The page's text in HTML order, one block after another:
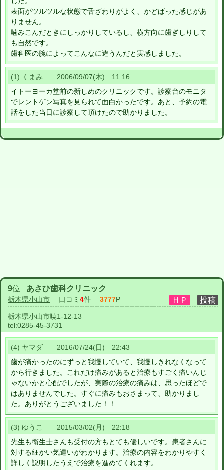
表面がツルツルな状態で舌ざわりがよく、かどばった感じがあ
りません。
噛みこんだときにしっかりしているし、横方向に歯ぎしりして
も自然です。
歯科医の腕によってこんなに違うんだと実感しました。
(1) くまみ 2006/09/07(木) 11:16
イトーヨーカ堂前の新しめのクリニックです。診察台のモニタ
でレントゲン写真を見られて面白かったです。あと、予約の電
話をした当日に診察して頂けたので助かりました。
9位 あさひ歯科クリニック
栃木県小山市 口コミ 4件 3777P
栃木県小山市暁1-12-13
tel:0285-45-3731
(4) ヤマダ 2016/07/24(日) 22:43
歯が痛かったのにずっと我慢していて、我慢しきれなくなって
から行きました。これだけ痛みがあると治療もすごく痛いんじ
ゃないかと心配でしたが、実際の治療の痛みは、思ったほどで
はありませんでした。すぐに痛みもおさまって、助かりまし
た。ありがとうございました！！
(3) ゆうこ 2015/03/02(月) 22:18
先生も衛生士さんも受付の方もとても優しいです。患者さんに
対する細かい気遣いがわかります。治療の内容をわかりやすく
詳しく説明したうえで治療を進めてくれます。